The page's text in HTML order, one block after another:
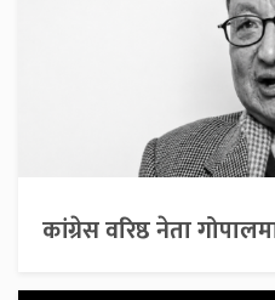
कांग्रेस वरिष्ठ नेता